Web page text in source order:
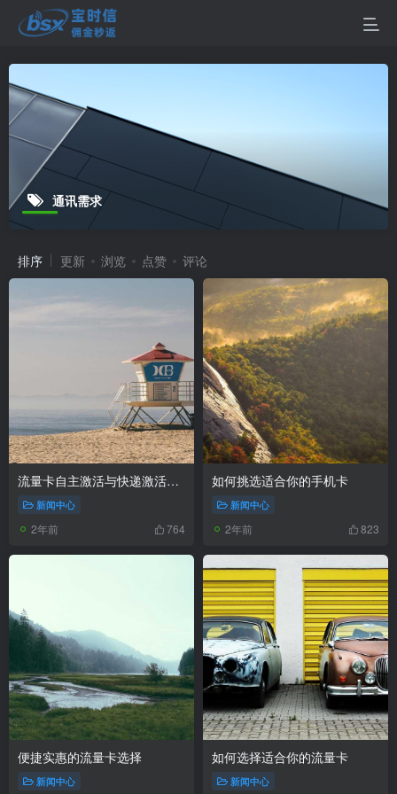
通讯需求
排序 更新 浏览 点赞 评论
流量卡自主激活与快递激活实名认证的要求
新闻中心
2年前 764
如何挑选适合你的手机卡
新闻中心
2年前 823
便捷实惠的流量卡选择
新闻中心
如何选择适合你的流量卡
新闻中心